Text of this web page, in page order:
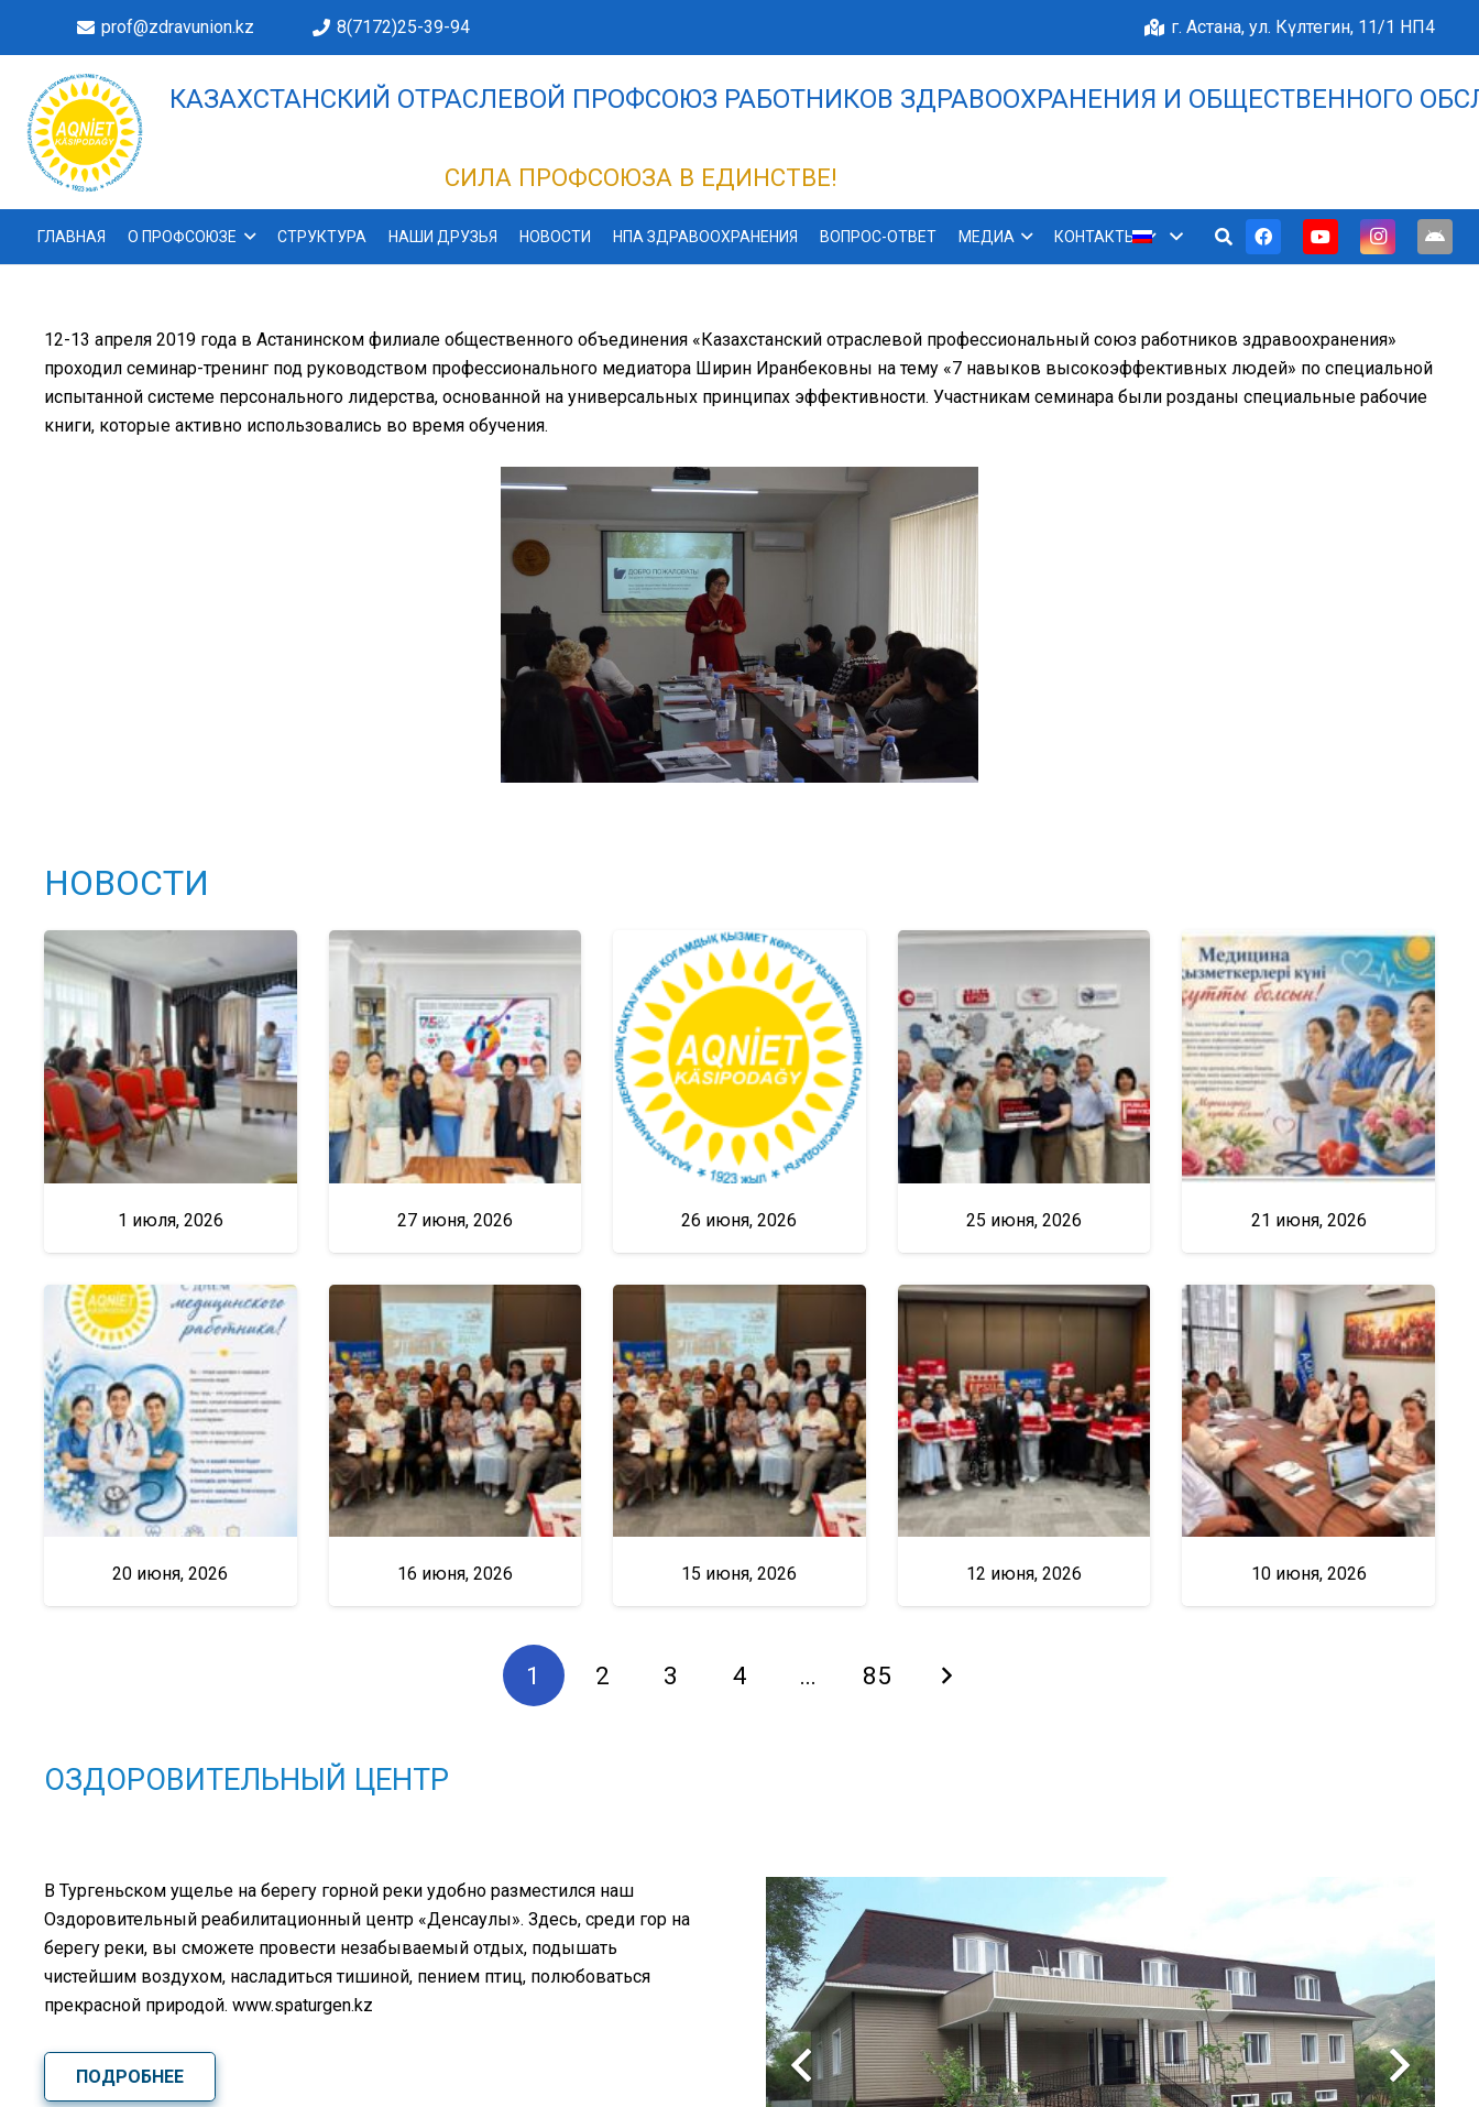
prof@zdravunion.kz 8(7172)25-39-94 г. Астана, ул. Күлтегин, 11/1 НП4
КАЗАХСТАНСКИЙ ОТРАСЛЕВОЙ ПРОФСОЮЗ РАБОТНИКОВ ЗДРАВООХРАНЕНИЯ И ОБЩЕСТВЕННОГО
СИЛА ПРОФСОЮЗА В ЕДИНСТВЕ!
ГЛАВНАЯ О ПРОФСОЮЗЕ СТРУКТУРА НАШИ ДРУЗЬЯ НОВОСТИ НПА ЗДРАВООХРАНЕНИЯ ВОПРОС-ОТВЕТ МЕДИА КОНТАКТЫ
12-13 апреля 2019 года в Астанинском филиале общественного объединения «Казахстанский отраслевой профессиональный союз работников здравоохранения»
проходил семинар-тренинг под руководством профессионального медиатора Ширин Иранбековны на тему «7 навыков высокоэффективных людей» по специальной
испытанной системе персонального лидерства, основанной на универсальных принципах эффективности. Участникам семинара были розданы специальные рабочие
книги, которые активно использовались во время обучения.
НОВОСТИ
1 июля, 2026 27 июня, 2026 26 июня, 2026 25 июня, 2026 21 июня, 2026
20 июня, 2026 16 июня, 2026 15 июня, 2026 12 июня, 2026 10 июня, 2026
1 2 3 4 … 85
ОЗДОРОВИТЕЛЬНЫЙ ЦЕНТР
В Тургеньском ущелье на берегу горной реки удобно разместился наш
Оздоровительный реабилитационный центр «Денсаулық». Здесь, среди гор на
берегу реки, вы сможете провести незабываемый отдых, подышать
чистейшим воздухом, насладиться тишиной, пением птиц, полюбоваться
прекрасной природой. www.spaturgen.kz
ПОДРОБНЕЕ